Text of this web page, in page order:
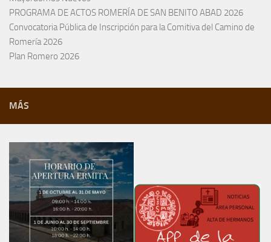
PROGRAMA DE ACTOS ROMERÍA DE SAN BENITO ABAD 2026
Convocatoria Pública de Inscripción para la Comitiva del Camino de
Romería 2026
Plan Romero 2026
MÁS